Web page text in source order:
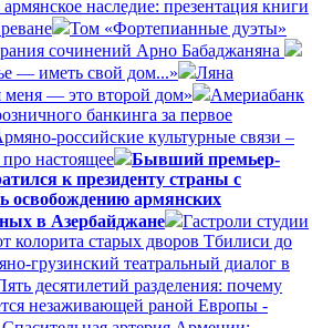
наследие: презентация книги
Том «Фортепианные дуэты»
сочинений Арно Бабаджаняна
— иметь свой дом...»
Ляна
меня — это второй дом»
Америабанк
банкинга за первое
российские культурные связи –
настоящее
Бывший премьер-
к президенту страны с
освобождению армянских
в Азербайджане
Гастроли студии
колорита старых дворов Тбилиси до
грузинский театральный диалог в
десятилетий разделения: почему
незаживающей раной Европы -